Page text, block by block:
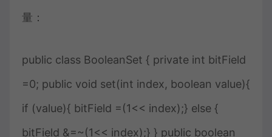
量：
public class BooleanSet { private int bitField
=0; public void set(int index, boolean value){
if (value){ bitField =(1<< index);} else {
bitField &=~(1<< index);} } public boolean